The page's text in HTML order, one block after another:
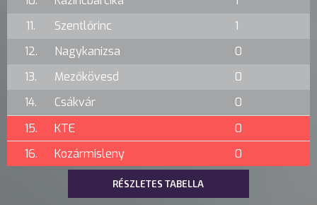
11.
Szentlőrinc
1
12.
Nagykanizsa
0
13.
Mezőkövesd
0
14.
Csákvár
0
15.
KTE
0
16.
Kozármisleny 0
RÉSZLETES TABELLA